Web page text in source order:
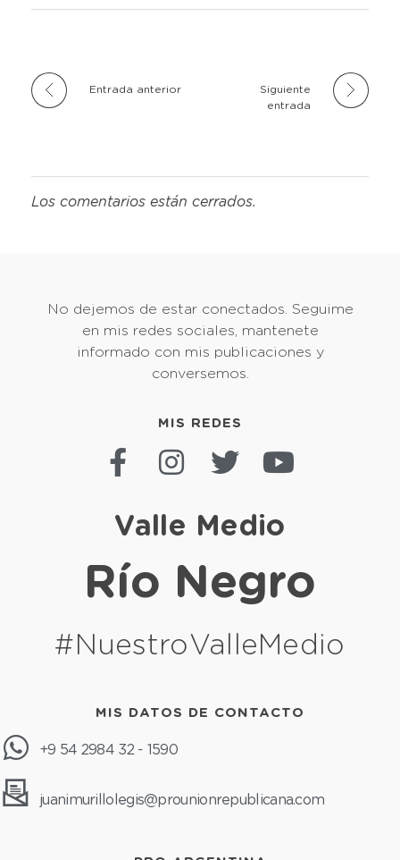
Entrada anterior
Siguiente
entrada
Los comentarios están cerrados.
No dejemos de estar conectados. Seguime
en mis redes sociales, mantenete
informado con mis publicaciones y
conversemos.
MIS REDES
Valle Medio
Río Negro
#NuestroValleMedio
MIS DATOS DE CONTACTO
+9 54 2984 32 - 1590
juanimurillolegis@prounionrepublicana.com